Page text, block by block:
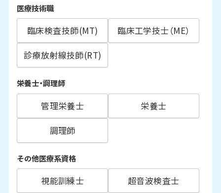
医療技術職
臨床検査技師(MT)
臨床工学技士（ME）
診療放射線技師(RT)
栄養士・調理師
管理栄養士
栄養士
調理師
その他医療系資格
視能訓練士
超音波検査士